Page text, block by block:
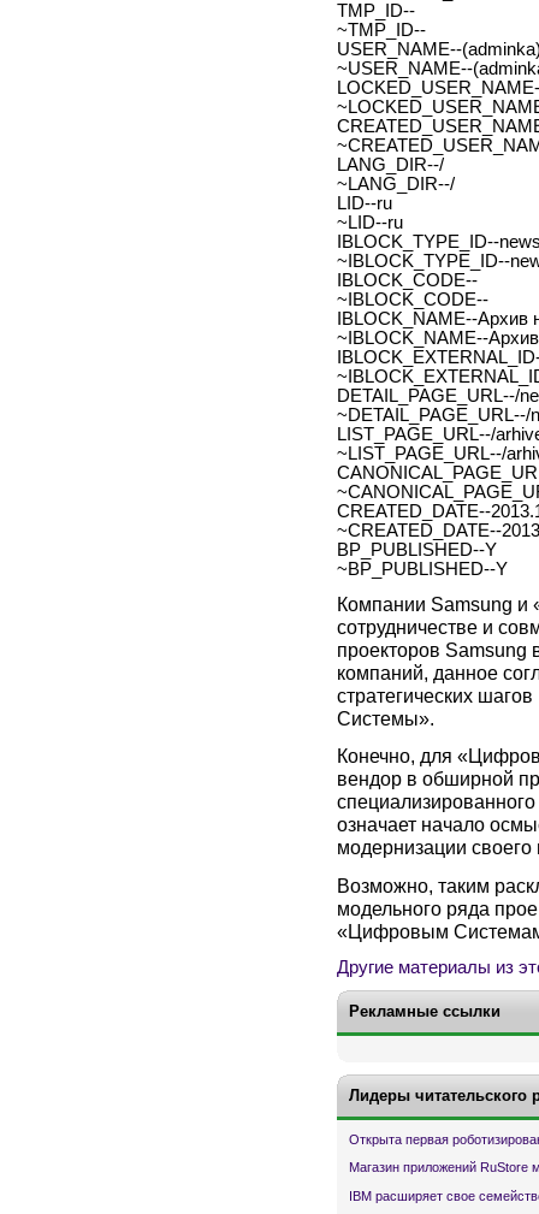
TMP_ID--
~TMP_ID--
USER_NAME--
~USER_NAME--
LANG_DIR--/
~LANG_DIR--/
LID--ru
~LID--ru
IBLOCK_TYPE_ID--
~IBLOCK_TYPE_ID--
IBLOCK_CODE--
~IBLOCK_CODE--
IBLOCK_NAME--Архив
~IBLOCK_NAME--
DETAIL_PAGE_URL--/
~DETAIL_PAGE_URL--/
LIST_PAGE_URL--/
~LIST_PAGE_URL--/
CREATED_DATE--
~CREATED_DATE--
BP_PUBLISHED--Y
~BP_PUBLISHED--Y
Компании Samsung
сотрудничестве и
проекторов Samsung
компаний, данное
стратегических
Cистемы».
Конечно, для
вендор в обширной
означает начало
модернизации своего
Возможно, таким
модельного ряда
«Цифровым
Другие материалы из
Рекламные ссылки
Лидеры читательского
Открыта первая
Магазин приложений RuStore
IBM расширяет свое